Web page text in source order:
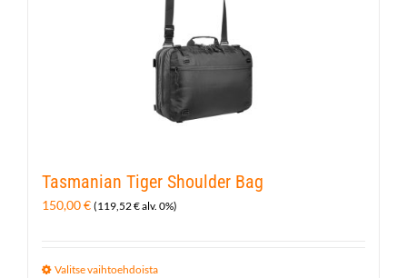
Tasmanian Tiger Shoulder Bag
150,00€ (119,52€alv. 0%)
Valitse vaihtoehdoista